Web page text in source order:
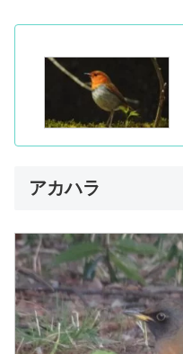
アカハラ